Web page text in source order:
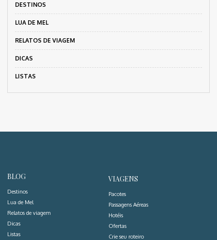
DESTINOS
LUA DE MEL
RELATOS DE VIAGEM
DICAS
LISTAS
BLOG
Destinos
Lua de Mel
Relatos de viagem
Dicas
Listas
VIAGENS
Pacotes
Passagens Aéreas
Hotéis
Ofertas
Crie seu roteiro